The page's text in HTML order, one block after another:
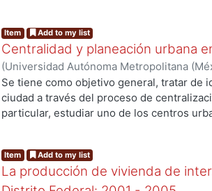
Item Add to my list
Centralidad y planeación urbana
(Universidad Autónoma Metropolitana
de Servicios de Información.,1998)
Se tiene como objetivo general, tratar de
ciudad a través del proceso de
particular, estudiar uno de los centros
Federal en lugar de la acción planificada
discurso que hacia la generación de un
Item Add to my list
La producción de vivienda de